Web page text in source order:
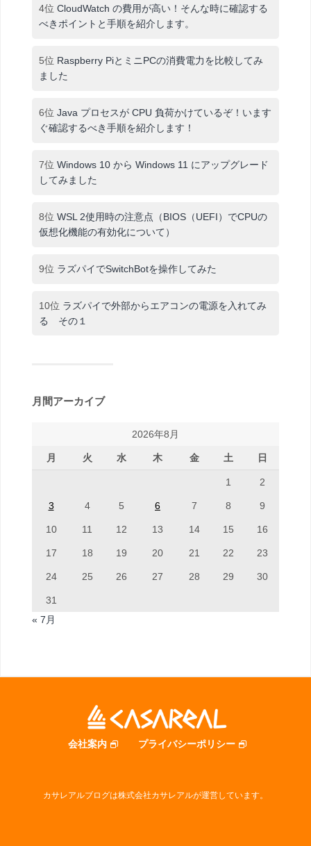
4位 CloudWatch の費用が高い！そんな時に確認する
べきポイントと手順を紹介します。
5位 Raspberry PiとミニPCの消費電力を比較してみ
ました
6位 Java プロセスが CPU 負荷かけているぞ！います
ぐ確認するべき手順を紹介します！
7位 Windows 10 から Windows 11 にアップグレード
してみました
8位 WSL 2使用時の注意点（BIOS（UEFI）でCPUの
仮想化機能の有効化について）
9位 ラズパイでSwitchBotを操作してみた
10位 ラズパイで外部からエアコンの電源を入れてみ
る その１
月間アーカイブ
2026年8月
月 火 水 木 金 土 日
1 2
3 4 5 6 7 8 9
10 11 12 13 14 15 16
17 18 19 20 21 22 23
24 25 26 27 28 29 30
31
« 7月
会社案内 プライバシーポリシー
カサレアルブログは株式会社カサレアルが運営しています。